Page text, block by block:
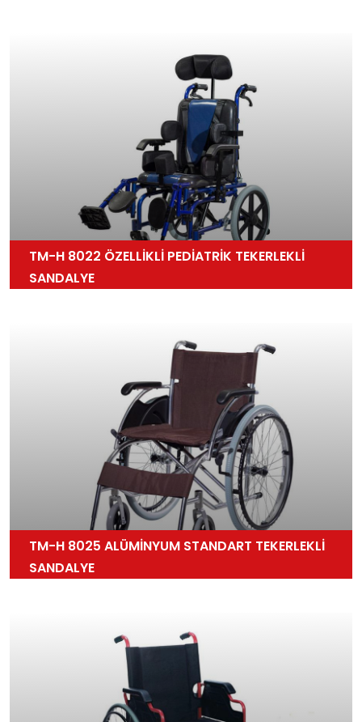
TM-H 8022 ÖZELLİKLİ PEDİATRİK TEKERLEKLİ
SANDALYE
TM-H 8025 ALÜMİNYUM STANDART TEKERLEKLİ
SANDALYE